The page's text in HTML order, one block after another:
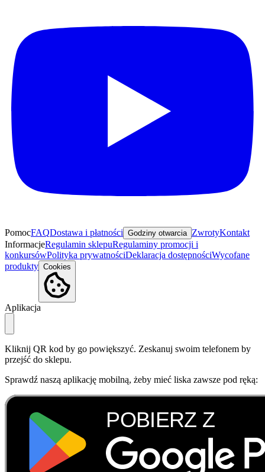
PomocFAQDostawa i płatności Godziny otwarcia ZwrotyKontakt
InformacjeRegulamin sklepuRegulaminy promocji i
konkursówPolityka prywatnościDeklaracja dostępnościWycofane
produkty Cookies
Aplikacja
Kliknij QR kod by go powiększyć. Zeskanuj swoim telefonem by
przejść do sklepu.
Sprawdź naszą aplikację mobilną, żeby mieć liska zawsze pod ręką: